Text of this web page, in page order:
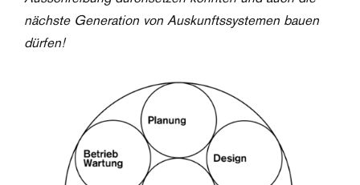
nächste Generation von Auskunftssystemen bauen
dürfen!